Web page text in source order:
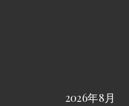
2026年8月